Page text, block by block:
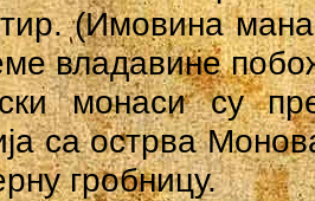
(Имовина
владавине
монаси су
са острва
гробницу.